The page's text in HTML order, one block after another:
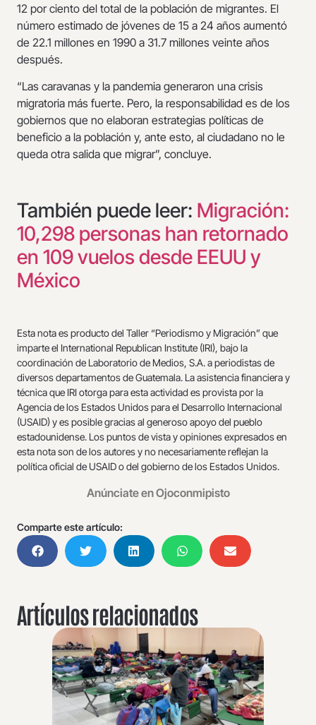
12 por ciento del total de la población de migrantes. El
número estimado de jóvenes de 15 a 24 años aumentó
de 22.1 millones en 1990 a 31.7 millones veinte años
después.
“Las caravanas y la pandemia generaron una crisis
migratoria más fuerte. Pero, la responsabilidad es de los
gobiernos que no elaboran estrategias políticas de
beneficio a la población y, ante esto, al ciudadano no le
queda otra salida que migrar”, concluye.
También puede leer: Migración:
10,298 personas han retornado
en 109 vuelos desde EEUU y
México
Esta nota es producto del Taller “Periodismo y Migración” que
imparte el International Republican Institute (IRI), bajo la
coordinación de Laboratorio de Medios, S.A. a periodistas de
diversos departamentos de Guatemala. La asistencia financiera y
técnica que IRI otorga para esta actividad es provista por la
Agencia de los Estados Unidos para el Desarrollo Internacional
(USAID) y es posible gracias al generoso apoyo del pueblo
estadounidense. Los puntos de vista y opiniones expresados en
esta nota son de los autores y no necesariamente reflejan la
política oficial de USAID o del gobierno de los Estados Unidos.
Anúnciate en Ojoconmipisto
Comparte este artículo:
Artículos relacionados